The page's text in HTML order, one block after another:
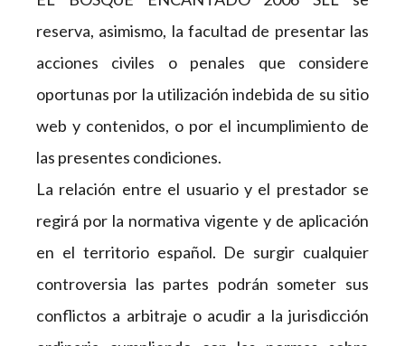
reserva, asimismo, la facultad de presentar las
acciones civiles o penales que considere
oportunas por la utilización indebida de su sitio
web y contenidos, o por el incumplimiento de
las presentes condiciones.
La relación entre el usuario y el prestador se
regirá por la normativa vigente y de aplicación
en el territorio español. De surgir cualquier
controversia las partes podrán someter sus
conflictos a arbitraje o acudir a la jurisdicción